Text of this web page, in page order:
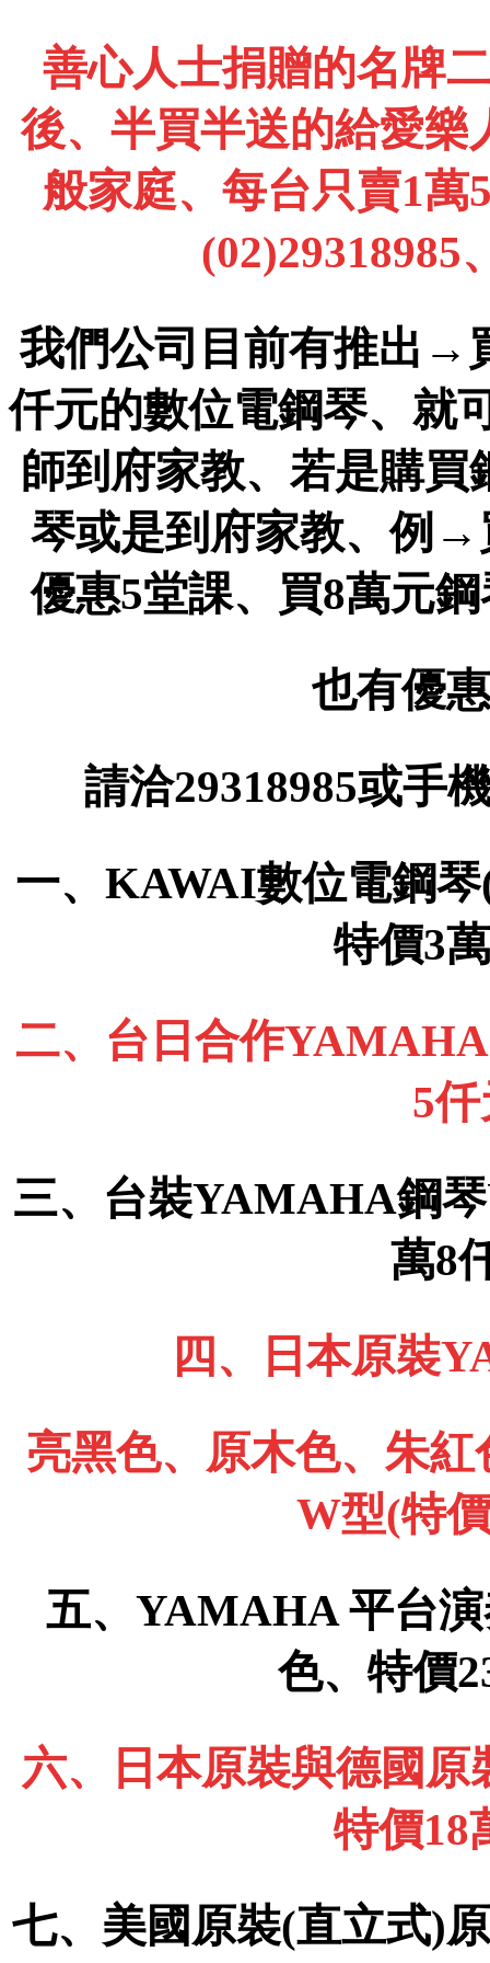
善心人士捐贈的名牌
後、半買半送的給愛樂
般家庭、每台只賣1萬
(02)29318985
我們公司目前有推出→
仟元的數位電鋼琴、就
師到府家教、若是購
琴或是到府家教、例→
優惠5堂課、買8萬元
也有優
請洽29318985或手
一、KAWAI數位電鋼
特價3
二、台日合作
5
三、台裝YAMAHA鋼
萬8
四、日本原裝
亮黑色、原木色、朱
W型(特
五、YAMAHA 平台
色、特價
六、日本原裝與德國
特價18
七、美國原裝(直立式)